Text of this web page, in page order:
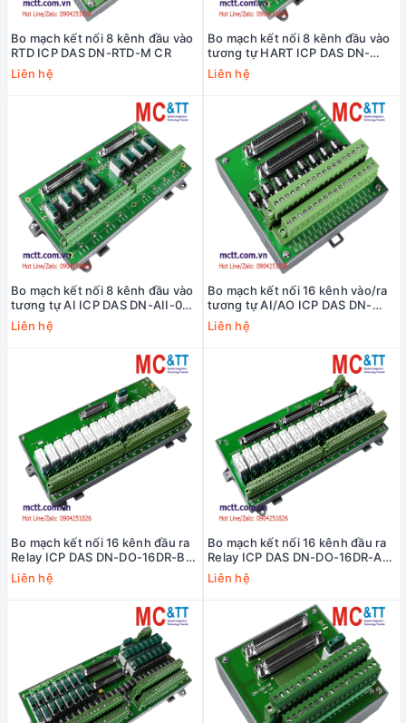
Bo mạch kết nối 8 kênh đầu vào
RTD ICP DAS DN-RTD-M CR
Liên hệ
Bo mạch kết nối 8 kênh đầu vào
tương tự HART ICP DAS DN-
AIH-08 CR
Liên hệ
Bo mạch kết nối 8 kênh đầu vào
tương tự AI ICP DAS DN-AII-08
CR
Liên hệ
Bo mạch kết nối 16 kênh vào/ra
tương tự AI/AO ICP DAS DN-
AIO-M CR
Liên hệ
Bo mạch kết nối 16 kênh đầu ra
Relay ICP DAS DN-DO-16DR-B
CR
Liên hệ
Bo mạch kết nối 16 kênh đầu ra
Relay ICP DAS DN-DO-16DR-A
CR
Liên hệ